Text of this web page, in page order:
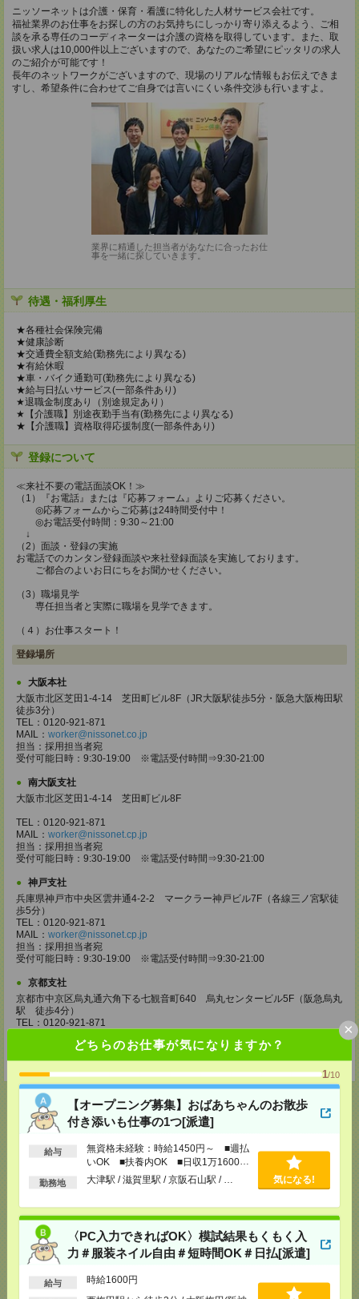
どちらのお仕事が気になりますか？
1/10
【オープニング募集】おばあちゃんのお散歩
付き添いも仕事の1つ[派遣]
給与
無資格未経験：時給1450円～ ■週払
いOK ■扶養内OK ■日収1万1600円
以上
勤務地 大津駅 / 滋賀里駅 / 京阪石山駅 / … 気になる!
〈PC入力できればOK〉模試結果もくもく入
力＃服装ネイル自由＃短時間OK＃日払[派遣]
給与 時給1600円
×
ニッソーネットは介護・保育・看護に特化した人材サービス会社です。
福祉業界のお仕事をお探しの方のお気持ちにしっかり寄り添えるよう、ご相
談を承る専任のコーディネーターは介護の資格を取得しています。また、取
扱い求人は10,000件以上ございますので、あなたのご希望にピッタリの求人
のご紹介が可能です！
長年のネットワークがございますので、現場のリアルな情報もお伝えできま
すし、希望条件に合わせてご自身では言いにくい条件交渉も行いますよ。
業界に精通した担当者があなたに合ったお仕
事を一緒に探していきます。
待遇・福利厚生
★各種社会保険完備
★健康診断
★交通費全額支給(勤務先により異なる)
★有給休暇
★車・バイク通勤可(勤務先により異なる)
★給与日払いサービス(一部条件あり)
★退職金制度あり（別途規定あり）
★【介護職】別途夜勤手当有(勤務先により異なる)
★【介護職】資格取得応援制度(一部条件あり)
登録について
≪来社不要の電話面談OK！≫
（1）『お電話』または『応募フォーム』よりご応募ください。
◎応募フォームからご応募は24時間受付中！
◎お電話受付時間：9:30～21:00
↓
（2）面談・登録の実施
お電話でのカンタン登録面談や来社登録面談を実施しております。
ご都合のよいお日にちをお聞かせください。
（3）職場見学
専任担当者と実際に職場を見学できます。
（４）お仕事スタート！
登録場所
大阪本社
大阪市北区芝田1-4-14 芝田町ビル8F（JR大阪駅徒歩5分・阪急大阪梅田駅
徒歩3分）
TEL：0120-921-871
MAIL： worker@nissonet.co.jp
担当：採用担当者宛
受付可能日時：9:30-19:00 ※電話受付時間⇒9:30-21:00
南大阪支社
大阪市北区芝田1-4-14 芝田町ビル8F
TEL：0120-921-871
MAIL： worker@nissonet.cp.jp
担当：採用担当者宛
受付可能日時：9:30-19:00 ※電話受付時間⇒9:30-21:00
神戸支社
兵庫県神戸市中央区雲井通4-2-2 マークラー神戸ビル7F（各線三ノ宮駅徒
歩5分）
TEL：0120-921-871
MAIL： worker@nissonet.cp.jp
担当：採用担当者宛
受付可能日時：9:30-19:00 ※電話受付時間⇒9:30-21:00
京都支社
京都市中京区烏丸通六角下る七観音町640 烏丸センタービル5F（阪急烏丸
駅 徒歩4分）
TEL：0120-921-871
担当：採用担当者宛
受付可能日時：9:30-19:00 ※電話受付時間⇒9:30-21:00
応募ページへ
メールで送る LINEで送る